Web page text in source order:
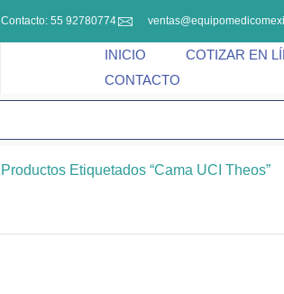
55 92780774
INICIO COTIZAR EN
CONTACTO
Productos Etiquetados “cama UCI Theos”